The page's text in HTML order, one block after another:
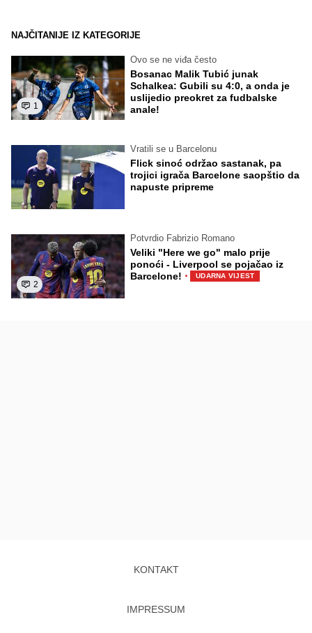
NAJČITANIJE IZ KATEGORIJE
1
Ovo se ne viđa često
Bosanac Malik Tubić junak
Schalkea: Gubili su 4:0, a onda je
uslijedio preokret za fudbalske
anale!
Vratili se u Barcelonu
Flick sinoć održao sastanak, pa
trojici igrača Barcelone saopštio da
napuste pripreme
2
Potvrdio Fabrizio Romano
Veliki "Here we go" malo prije
ponoći - Liverpool se pojačao iz
Barcelone! · UDARNA VIJEST
KONTAKT
IMPRESSUM